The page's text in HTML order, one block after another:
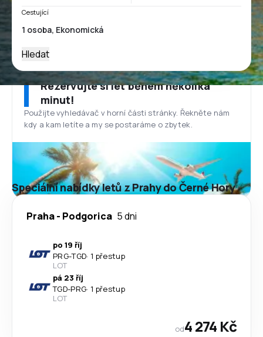
Cestující
Hledat
Rezervujte si let během několika
minut!
Použijte vyhledávač v horní části stránky. Řekněte nám
kdy a kam letíte a my se postaráme o zbytek.
Speciální nabídky letů z Prahy do Černé Hory
Praha- Podgorica 5 dni
po 19 říj
PRG-TGD· 1 přestup
LOT
pá 23 říj
TGD-PRG· 1 přestup
LOT
od4 274 Kč